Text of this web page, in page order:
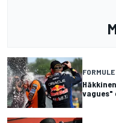
FORMULE
vagues"